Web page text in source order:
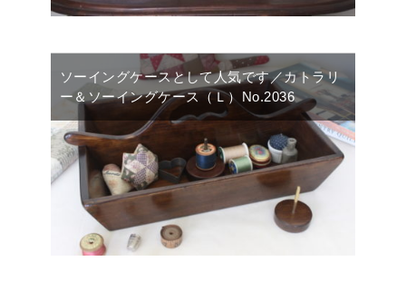
ソーイングケースとして人気です／カトラリ
ー＆ソーイングケース（Ｌ）No.2036